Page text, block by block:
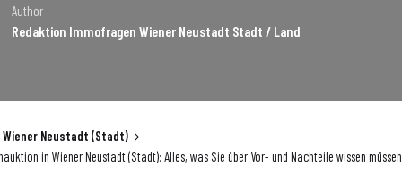
Author
Redaktion Immofragen Wiener Neustadt Stadt / Land
Wiener Neustadt (Stadt)
in Wiener Neustadt (Stadt): Alles, was Sie über Vor- und Nachteile wissen müssen